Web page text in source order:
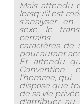
Mais attendu
lorsqu'il est
s'analyser
sexe, le
certains
caractères de
pour autant
Et attendu
Convention
l'homme, qui
dispose que
de sa vie
d'attribuer au